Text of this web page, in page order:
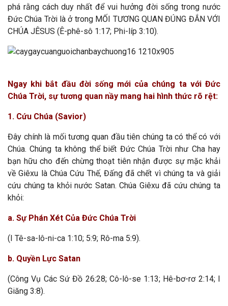
phá rằng cách duy nhất để vui hưởng đời sống trong nước
Đức Chúa Trời là ở trong MỐI TƯƠNG QUAN ĐÚNG ĐẮN VỚI
CHÚA JÊSUS (Ê-phê-sô 1:17; Phi-líp 3:10).
Ngay khi bắt đầu đời sống mới của chúng ta với Đức
Chúa Trời, sự tương quan nầy mang hai hình thức rõ rệt:
1. Cứu Chúa (Savior)
Đây chính là mối tương quan đầu tiên chúng ta có thể có với
Chúa. Chúng ta không thể biết Đức Chúa Trời như Cha hay
bạn hữu cho đến chừng thoạt tiên nhận được sự mặc khải
về Giêxu là Chúa Cứu Thế, Đấng đã chết vì chúng ta và giải
cứu chúng ta khỏi nước Satan. Chúa Giêxu đã cứu chúng ta
khỏi:
a. Sự Phán Xét Của Đức Chúa Trời
(I Tê-sa-lô-ni-ca 1:10; 5:9; Rô-ma 5:9).
b. Quyền Lực Satan
(Công Vụ Các Sứ Đồ 26:28; Cô-lô-se 1:13; Hê-bơ-rơ 2:14; I
Giăng 3:8).